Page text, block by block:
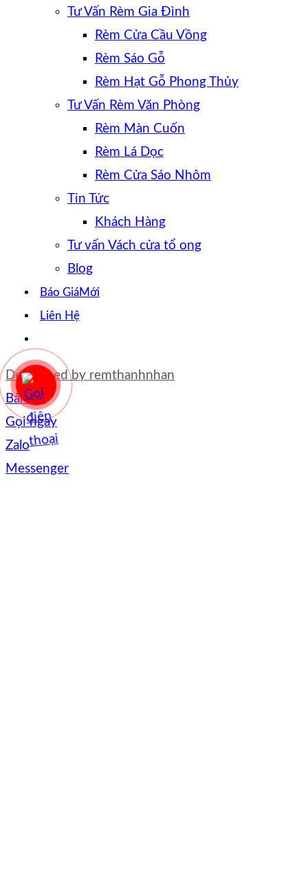
Tư Vấn Rèm Gia Đình
Rèm Cửa Cầu Vồng
Rèm Sáo Gỗ
Rèm Hạt Gỗ Phong Thủy
Tư Vấn Rèm Văn Phòng
Rèm Màn Cuốn
Rèm Lá Dọc
Rèm Cửa Sáo Nhôm
Tin Tức
Khách Hàng
Tư vấn Vách cửa tổ ong
Blog
Báo Giá
Liên Hệ
Developed by remthanhnhan
Bản đồ
Gọi ngay
Zalo
Messenger